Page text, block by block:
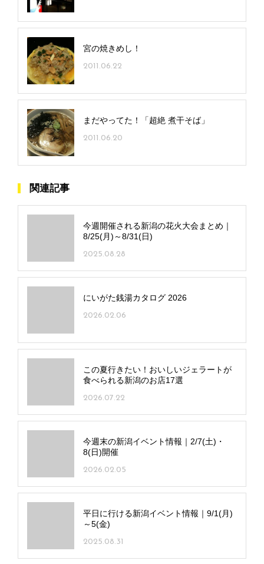
宮の焼きめし！
2011.06.22
まだやってた！「超絶 煮干そば」
2011.06.20
関連記事
今週開催される新潟の花火大会まとめ｜
8/25(月)～8/31(日)
2025.08.28
にいがた銭湯カタログ 2026
2026.02.06
この夏行きたい！おいしいジェラートが
食べられる新潟のお店17選
2026.07.22
今週末の新潟イベント情報｜2/7(土)・
8(日)開催
2026.02.05
平日に行ける新潟イベント情報｜9/1(月)
～5(金)
2025.08.31